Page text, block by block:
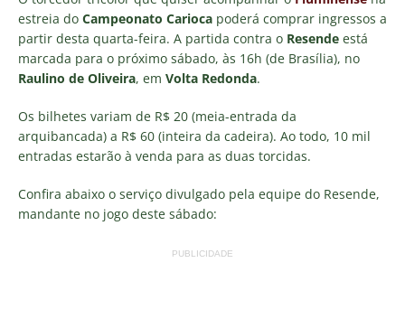
estreia do Campeonato Carioca poderá comprar ingressos a
partir desta quarta-feira. A partida contra o Resende está
marcada para o próximo sábado, às 16h (de Brasília), no
Raulino de Oliveira, em Volta Redonda.
Os bilhetes variam de R$ 20 (meia-entrada da
arquibancada) a R$ 60 (inteira da cadeira). Ao todo, 10 mil
entradas estarão à venda para as duas torcidas.
Confira abaixo o serviço divulgado pela equipe do Resende,
mandante no jogo deste sábado:
PUBLICIDADE